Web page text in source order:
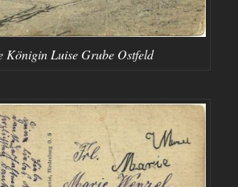
Königin Luise Grube Ostfeld